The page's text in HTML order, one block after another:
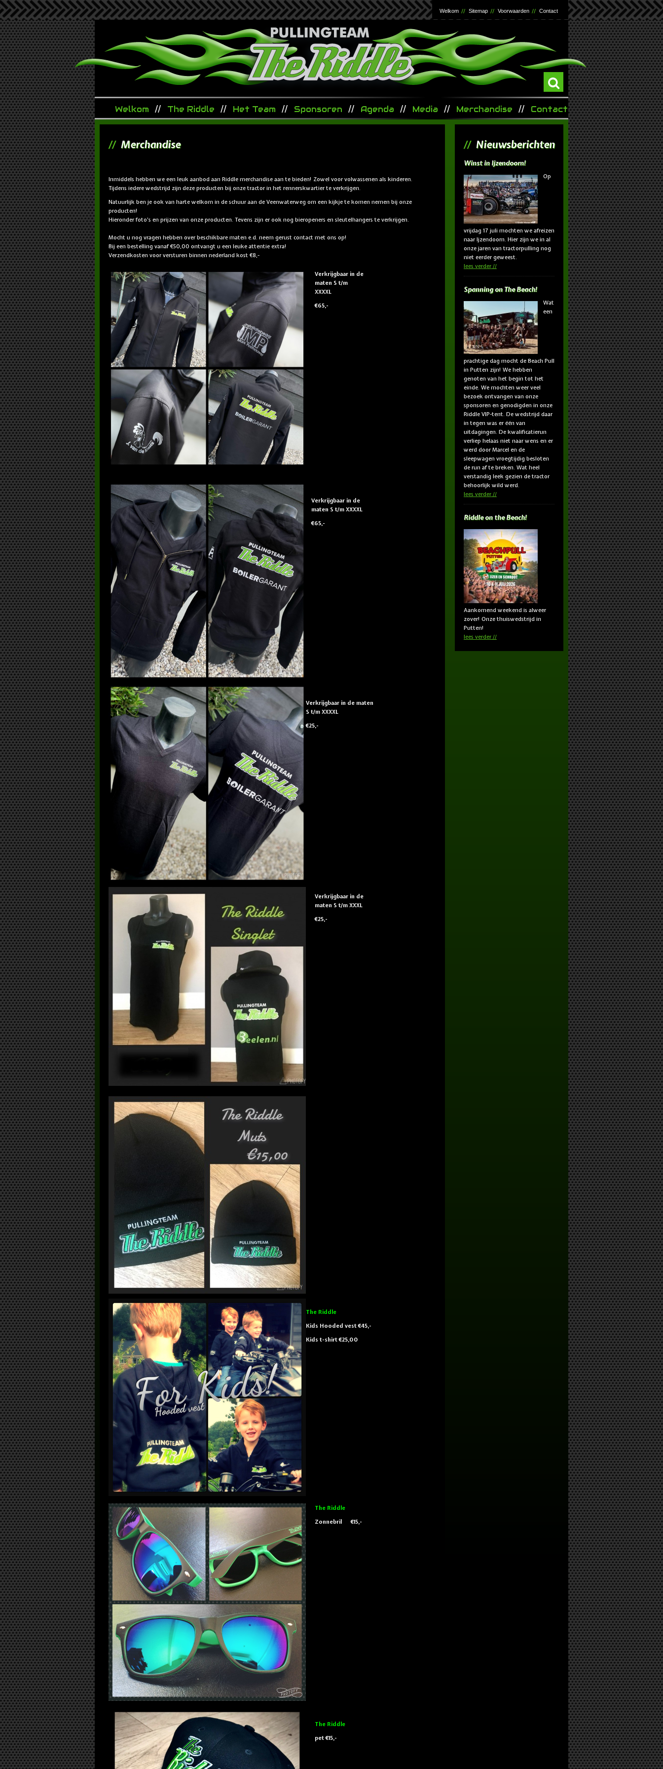
Welkom Sitemap Voorwaarden Contact
Welkom The Riddle Het Team Sponsoren Agenda Media Merchandise Contact
Merchandise
Inmiddels hebben we een leuk aanbod aan Riddle merchandise aan te bieden! Zowel voor volwassenen als kinderen.
Tijdens iedere wedstrijd zijn deze producten bij onze tractor in het rennerskwartier te verkrijgen.
Natuurlijk ben je ook van harte welkom in de schuur aan de Veenwaterweg om een kijkje te komen nemen bij onze
producten!
Hieronder foto's en prijzen van onze producten. Tevens zijn er ook nog bieropeners en sleutelhangers te verkrijgen.
Mocht u nog vragen hebben over beschikbare maten e.d. neem gerust contact met ons op!
Bij een bestelling vanaf €50,00 ontvangt u een leuke attentie extra!
Verzendkosten voor versturen binnen nederland kost €8,-
Verkrijgbaar in de
maten S t/m
XXXXL
€65,-
Verkrijgbaar in de
maten S t/m XXXXL
€65,-
Verkrijgbaar in de maten
S t/m XXXXL
€25,-
Verkrijgbaar in de
maten S t/m XXXL
€25,-
The Riddle
Kids Hooded vest €45,-
Kids t-shirt €25,00
The Riddle
Zonnebril €15,-
The Riddle
pet €15,-
Nieuwsberichten
Winst in Ijzendoorn!
Op
vrijdag 17 juli mochten we afreizen
naar Ijzendoorn. Hier zijn we in al
onze jaren van tractorpulling nog
niet eerder geweest.
lees verder
Spanning on The Beach!
Wat
een
prachtige dag mocht de Beach Pull
in Putten zijn! We hebben
genoten van het begin tot het
einde. We mochten weer veel
bezoek ontvangen van onze
sponsoren en genodigden in onze
Riddle VIP-tent. De wedstrijd daar
in tegen was er één van
uitdagingen. De kwalificatierun
verliep helaas niet naar wens en er
werd door Marcel en de
sleepwagen vroegtijdig besloten
de run af te breken. Wat heel
verstandig leek gezien de tractor
behoorlijk wild werd.
lees verder
Riddle on the Beach!
Aankomend weekend is alweer
zover! Onze thuiswedstrijd in
Putten!
lees verder